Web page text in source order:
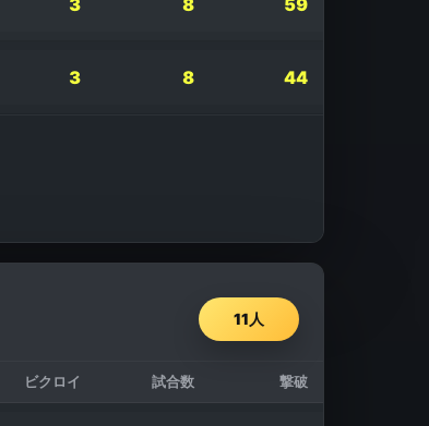
3 8 44
11 人
ビクロイ 試合数 撃破